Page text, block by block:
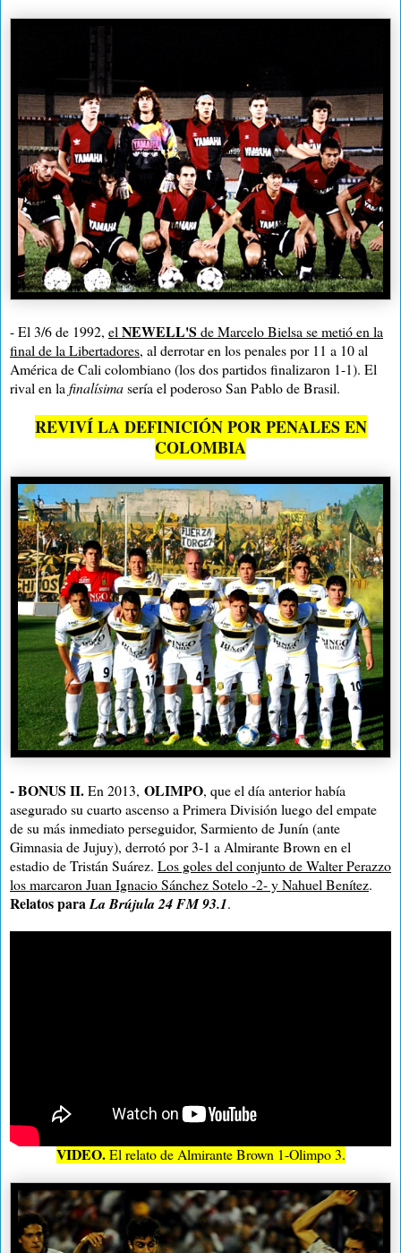
- El 3/6 de 1992, el NEWELL'S de Marcelo Bielsa se metió en la
final de la Libertadores, al derrotar en los penales por 11 a 10 al
América de Cali colombiano (los dos partidos finalizaron 1-1). El
rival en la finalísimasería el poderoso San Pablo de Brasil.
REVIVÍ LA DEFINICIÓN POR PENALES EN
COLOMBIA
- BONUS II.En 2013, OLIMPO, que el día anterior había
asegurado su cuarto ascenso a Primera División luego del empate
de su más inmediato perseguidor, Sarmiento de Junín (ante
Gimnasia de Jujuy), derrotó por 3-1 a Almirante Brown en el
estadio de Tristán Suárez. Los goles del conjunto de Walter Perazzo
los marcaron Juan Ignacio Sánchez Sotelo -2- y Nahuel Benítez.
Relatos paraLa Brújula 24 FM 93.1.
VIDEO.El relato de Almirante Brown 1-Olimpo 3.